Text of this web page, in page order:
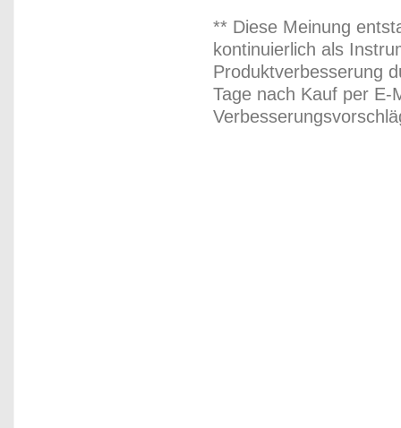
** Diese Meinung
kontinuierlich als
Produktverbesserung
Tage nach Kauf per E-